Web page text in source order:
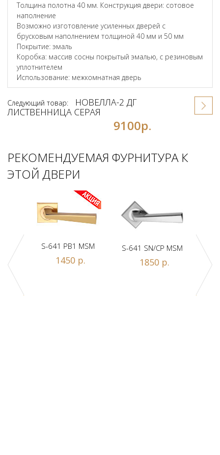
Толщина полотна 40 мм. Конструкция двери: сотовое
наполнение
Возможно изготовление усиленных дверей с
брусковым наполнением толщиной 40 мм и 50 мм
Покрытие: эмаль
Коробка: массив сосны покрытый эмалью, с резиновым
уплотнителем
Использование: межкомнатная дверь
Следующий товар:
НОВЕЛЛА-2 ДГ
ЛИСТВЕННИЦА СЕРАЯ
9100р.
РЕКОМЕНДУЕМАЯ ФУРНИТУРА К
ЭТОЙ ДВЕРИ
A
S-641 PB1 MSM
1450 р.
S-641 SN/CP MSM
1850 р.